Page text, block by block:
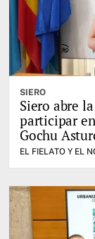
SIERO
Siero abre
participar
Gochu
EL FIELATO Y EL